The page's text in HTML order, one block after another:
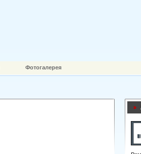
Фотогалерея